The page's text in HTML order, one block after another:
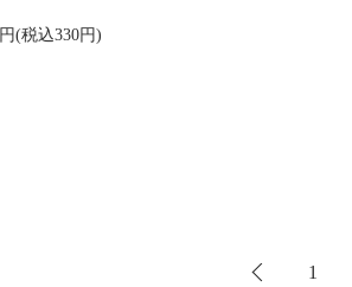
(税込330円)
1